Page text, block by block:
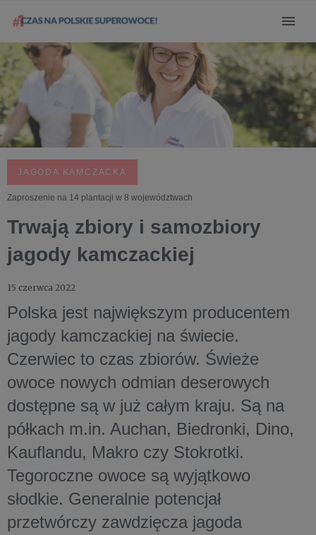
JAGODA KAMCZACKA
Zaproszenie na 14 plantacji w 8 województwach
Trwają zbiory i samozbiory
jagody kamczackiej
15 czerwca 2022
Polska jest największym producentem
jagody kamczackiej na świecie.
Czerwiec to czas zbiorów. Świeże
owoce nowych odmian deserowych
dostępne są w już całym kraju. Są na
półkach m.in. Auchan, Biedronki, Dino,
Kauflandu, Makro czy Stokrotki.
Tegoroczne owoce są wyjątkowo
słodkie. Generalnie potencjał
przetwórczy zawdzięcza jagoda